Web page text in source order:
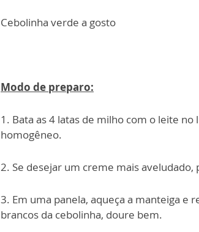
Cebolinha verde a gosto
Modo de preparo:
1. Bata as 4 latas de milho com o leite
homogêneo.
2. Se desejar um creme mais aveludado,
3. Em uma panela, aqueça a manteiga e
brancos da cebolinha, doure bem.